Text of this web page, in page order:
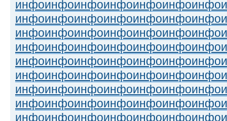
инфоинфоинфоинфоинфоинфоинфо
инфоинфоинфоинфоинфоинфоинфо
инфоинфоинфоинфоинфоинфоинфо
инфоинфоинфоинфоинфоинфоинфо
инфоинфоинфоинфоинфоинфоинфо
инфоинфоинфоинфоинфоинфоинфо
инфоинфоинфоинфоинфоинфоинфо
инфоинфоинфоинфоинфоинфоинфо
инфоинфоинфоинфоинфоинфоинфо